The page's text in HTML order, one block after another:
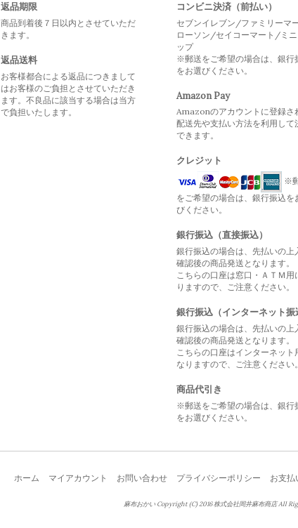
返品期限
商品到着後７日以内とさせていただ
きます。
返品送料
お客様都合による返品につきまして
はお客様のご負担とさせていただき
ます。不良品に該当する場合は当方
で負担いたします。
コンビニ決済（前払い）
セブンイレブン/ファミリーマ
ローソン/セイコーマート/ミニ
ップ
※郵送をご希望の場合は、銀行
をお選びください。
Amazon Pay
Amazonのアカウントに登録さ
配送先や支払い方法を利用して
できます。
クレジット
※
をご希望の場合は、銀行振込を
びください。
銀行振込（直接振込）
銀行振込の場合は、先払いの上
確認後の商品発送となります。
こちらの口座は窓口・ＡＴＭ用
りますので、ご注意ください。
銀行振込（インターネット振
銀行振込の場合は、先払いの上
確認後の商品発送となります。
こちらの口座はインターネット
なりますので、ご注意ください。
商品代引き
※郵送をご希望の場合は、銀行
をお選びください。
ホーム マイアカウント お問い合わせ プライバシーポリシー お支払
麻布おかい Copyright (C) 2016 株式会社岡井麻布商店 All